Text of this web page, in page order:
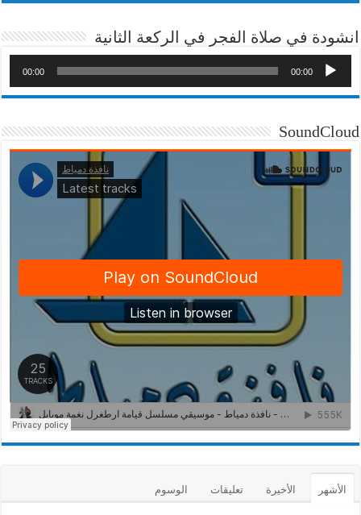
انشودة في صلاة الفجر في الركعة الثانية
00:00
00:00
SoundCloud
الأشهر الأخيرة تعليقات الوسوم